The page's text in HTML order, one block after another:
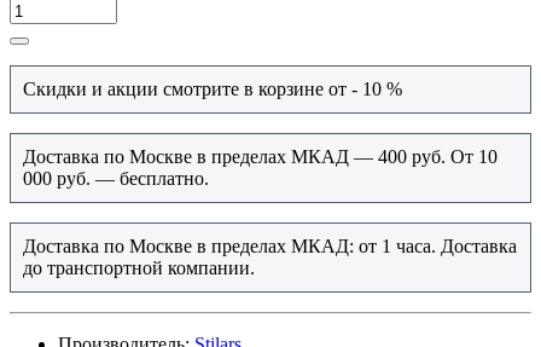
Скидки и акции смотрите в корзине от - 10 %
Доставка по Москве в пределах МКАД — 400 руб. От 10
000 руб. — бесплатно.
Доставка по Москве в пределах МКАД: от 1 часа. Доставка
до транспортной компании.